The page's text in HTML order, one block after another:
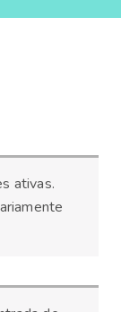
ativas.